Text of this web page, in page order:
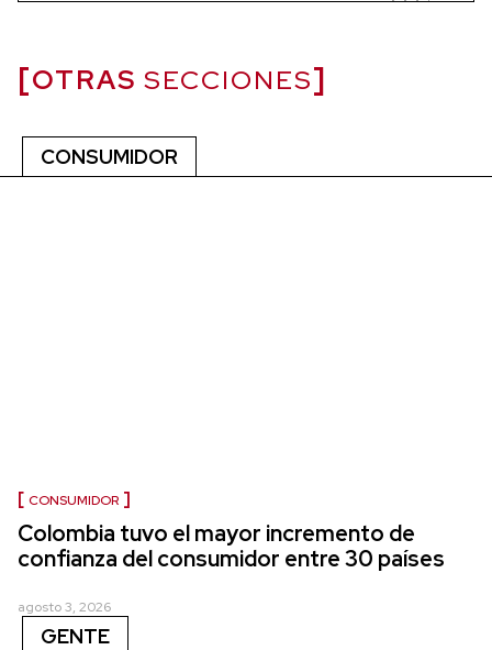
OTRAS SECCIONES
CONSUMIDOR
CONSUMIDOR
Colombia tuvo el mayor incremento de
confianza del consumidor entre 30 países
agosto 3, 2026
GENTE